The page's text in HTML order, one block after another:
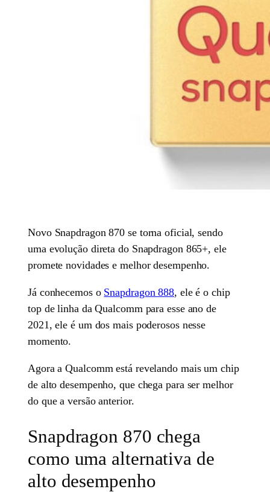
Novo Snapdragon 870 se torna oficial, sendo
uma evolução direta do Snapdragon 865+, ele
promete novidades e melhor desempenho.
Já conhecemos o Snapdragon 888, ele é o chip
top de linha da Qualcomm para esse ano de
2021, ele é um dos mais poderosos nesse
momento.
Agora a Qualcomm está revelando mais um chip
de alto desempenho, que chega para ser melhor
do que a versão anterior.
Snapdragon 870 chega
como uma alternativa de
alto desempenho